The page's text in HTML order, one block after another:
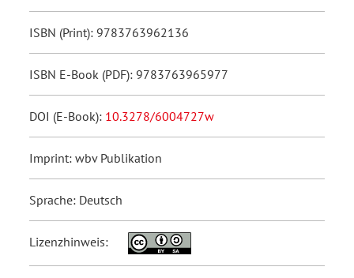
ISBN (Print): 9783763962136
ISBN E-Book (PDF): 9783763965977
DOI (E-Book): 10.3278/6004727w
Imprint: wbv Publikation
Sprache: Deutsch
Lizenzhinweis: